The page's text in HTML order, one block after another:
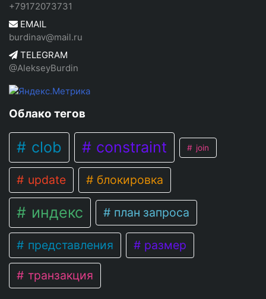
+79172073731
EMAIL
burdinav@mail.ru
TELEGRAM
@AlekseyBurdin
Облако тегов
clob constraint join
update блокировка
индекс план запроса
представления размер
транзакция